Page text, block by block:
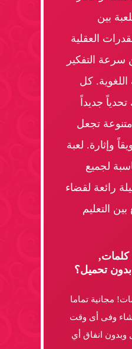
بين
العقلية
التفكير
كل
جديداً
تجعل
وإثارة. لعبة
لجميع
رائعة لقضاء
التعليم
كلمات,
تحميل؟
مجانية تماما
وفى أى وقت
وبدون انفاق أي